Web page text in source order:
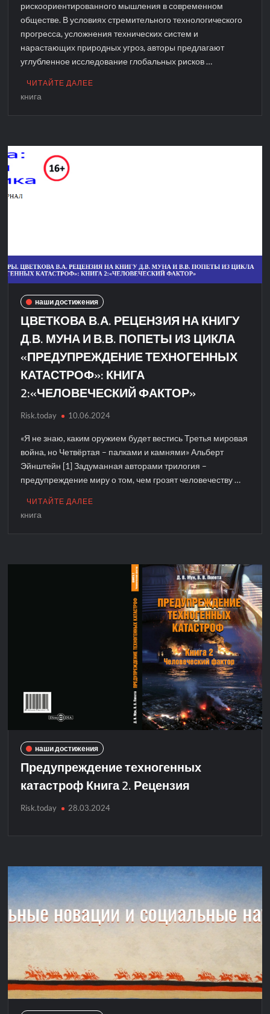
рискоориентированного мышления в современном
обществе. В условиях стремительного технологического
прогресса, усложнения технических систем и
нарастающих природных угроз, авторы предлагают
углубленное исследование глобальных рисков …
ЧИТАЙТЕ ДАЛЕЕ
книга
наши достижения
ЦВЕТКОВА В.А. РЕЦЕНЗИЯ НА КНИГУ
Д.В. МУНА И В.В. ПОПЕТЫ ИЗ ЦИКЛА
«ПРЕДУПРЕЖДЕНИЕ ТЕХНОГЕННЫХ
КАТАСТРОФ»: КНИГА
2:«ЧЕЛОВЕЧЕСКИЙ ФАКТОР»
Risk.today 10.06.2024
«Я не знаю, каким оружием будет вестись Третья мировая
война, но Четвёртая – палками и камнями» Альберт
Эйнштейн [1] Задуманная авторами трилогия –
предупреждение миру о том, чем грозят человечеству …
ЧИТАЙТЕ ДАЛЕЕ
книга
наши достижения
Предупреждение техногенных
катастроф Книга 2. Рецензия
Risk.today 28.03.2024